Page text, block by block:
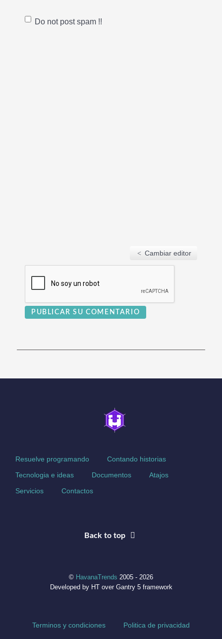
Do not post spam !!
Cambiar editor
PUBLICAR SU COMENTARIO
Resuelve programando Contando historias
Tecnologia e ideas Documentos Atajos
Servicios Contactos
Back to top
© HavanaTrends 2005 - 2026
Developed by HT over Gantry 5 framework
Terminos y condiciones Politica de privacidad